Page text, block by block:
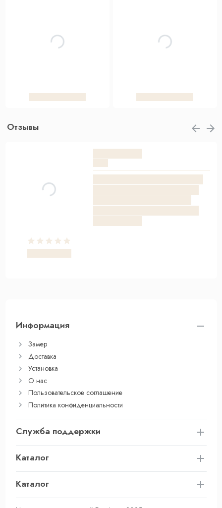
Отзывы
Информация
Замер
Доставка
Установка
О нас
Пользовательское соглашение
Политика конфиденциальности
Служба поддержки
Каталог
Каталог